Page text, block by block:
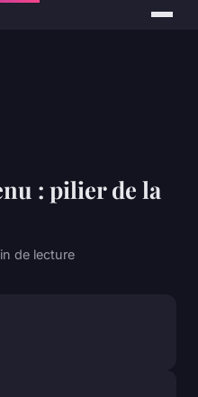
: pilier de la
de lecture